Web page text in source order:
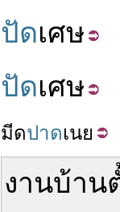
ปัดเศษ
ปัดเศษ
มีดปาดเนย
งานบ้าน